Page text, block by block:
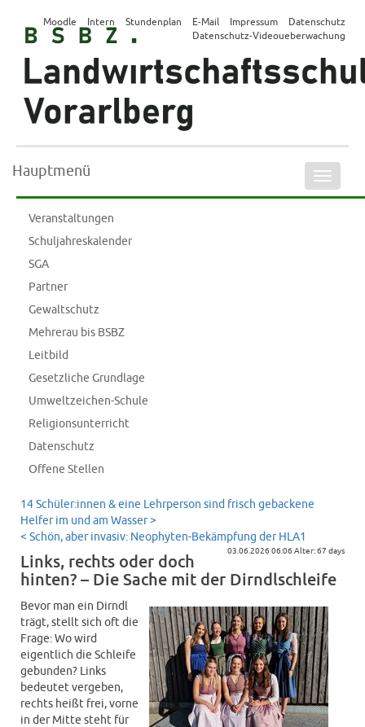
Moodle Intern Stundenplan E-Mail Impressum
Datenschutz
Datenschutz-Videoueberwachung
ein-/
Hauptmenü
Veranstaltungen
Schuljahreskalender
SGA
Partner
Gewaltschutz
Mehrerau bis BSBZ
Leitbild
Gesetzliche Grundlage
Umweltzeichen-Schule
Religionsunterricht
Datenschutz
Offene Stellen
14 Schüler:innen & eine Lehrperson sind frisch gebackene
Helfer im und am Wasser >
< Schön, aber invasiv: Neophyten-Bekämpfung der HLA1
03.06.2026 06:06 Alter: 67 days
Links, rechts oder doch
hinten? – Die Sache mit der Dirndlschleife
Bevor man ein Dirndl
trägt, stellt sich oft die
Frage: Wo wird
eigentlich die Schleife
gebunden? Links
bedeutet vergeben,
rechts heißt frei, vorne
in der Mitte steht für